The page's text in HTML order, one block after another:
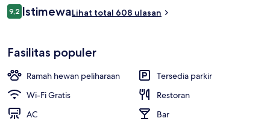
Ulasan
9,29,2 dari 10
IstimewaLihat total 608 ulasan
Fasilitas populer
Ramah hewan peliharaan
Tersedia parkir
Wi-Fi Gratis
Restoran
AC
Bar